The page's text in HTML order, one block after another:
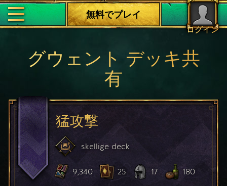
ログイン
無料でプレイ
グウェント デッキ共
有
猛攻撃
skellige deck
9,340 25 17 180